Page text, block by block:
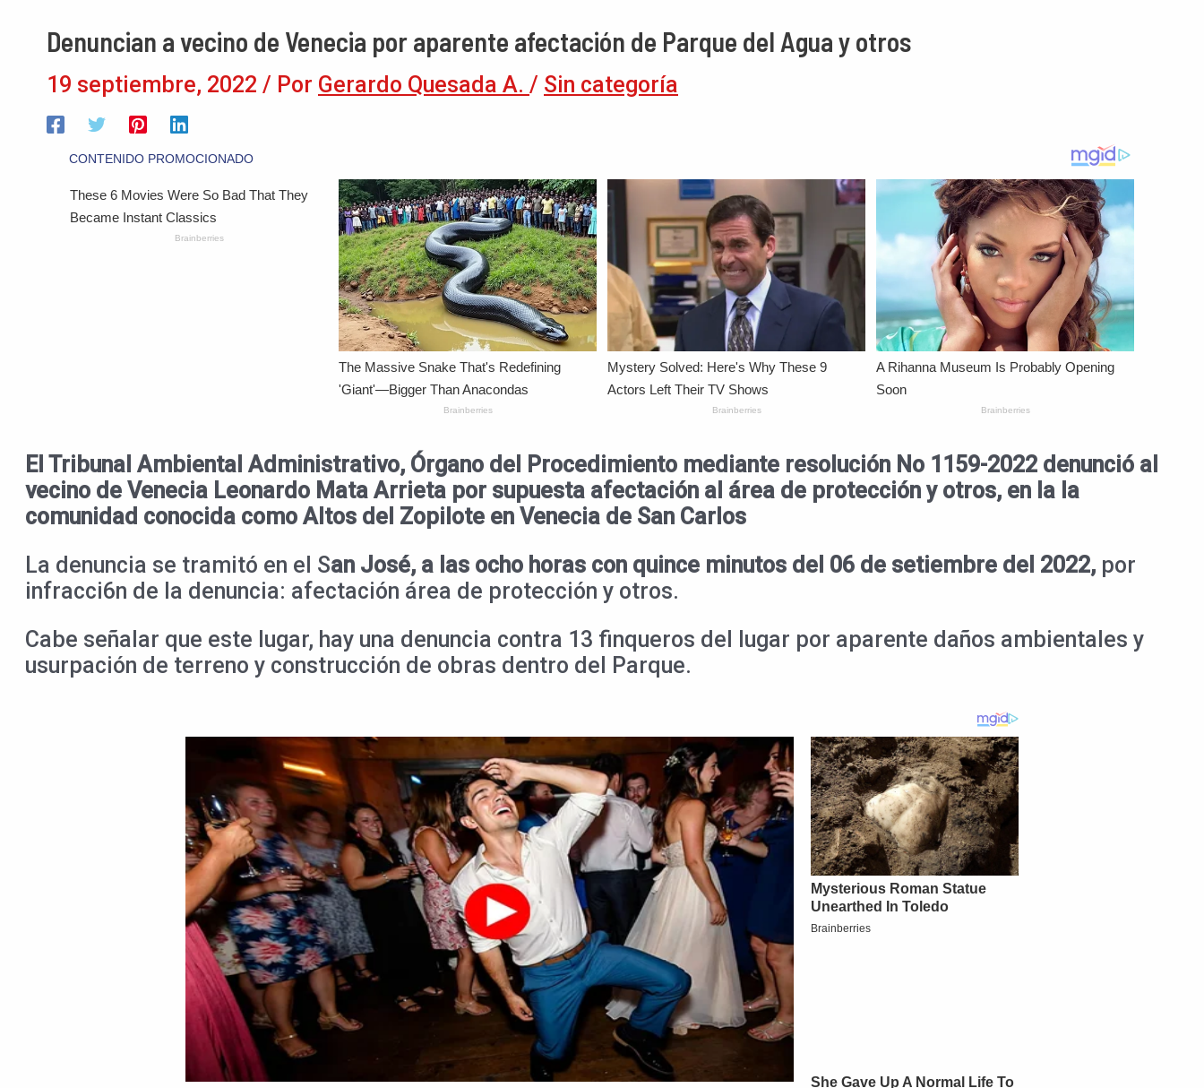
Denuncian a vecino de Venecia por aparente afectación de Parque del Agua y otros
19 septiembre, 2022 / Por Gerardo Quesada A. / Sin categoría
El Tribunal Ambiental Administrativo, Órgano del Procedimiento mediante resolución No 1159-2022 denunció al
vecino de Venecia Leonardo Mata Arrieta por supuesta afectación al área de protección y otros, en la la
comunidad conocida como Altos del Zopilote en Venecia de San Carlos
La denuncia se tramitó en el San José, a las ocho horas con quince minutos del 06 de setiembre del 2022, por
infracci6n de la denuncia: afectación área de protección y otros.
Cabe señalar que este lugar, hay una denuncia contra 13 finqueros del lugar por aparente daños ambientales y
usurpación de terreno y construcción de obras dentro del Parque.